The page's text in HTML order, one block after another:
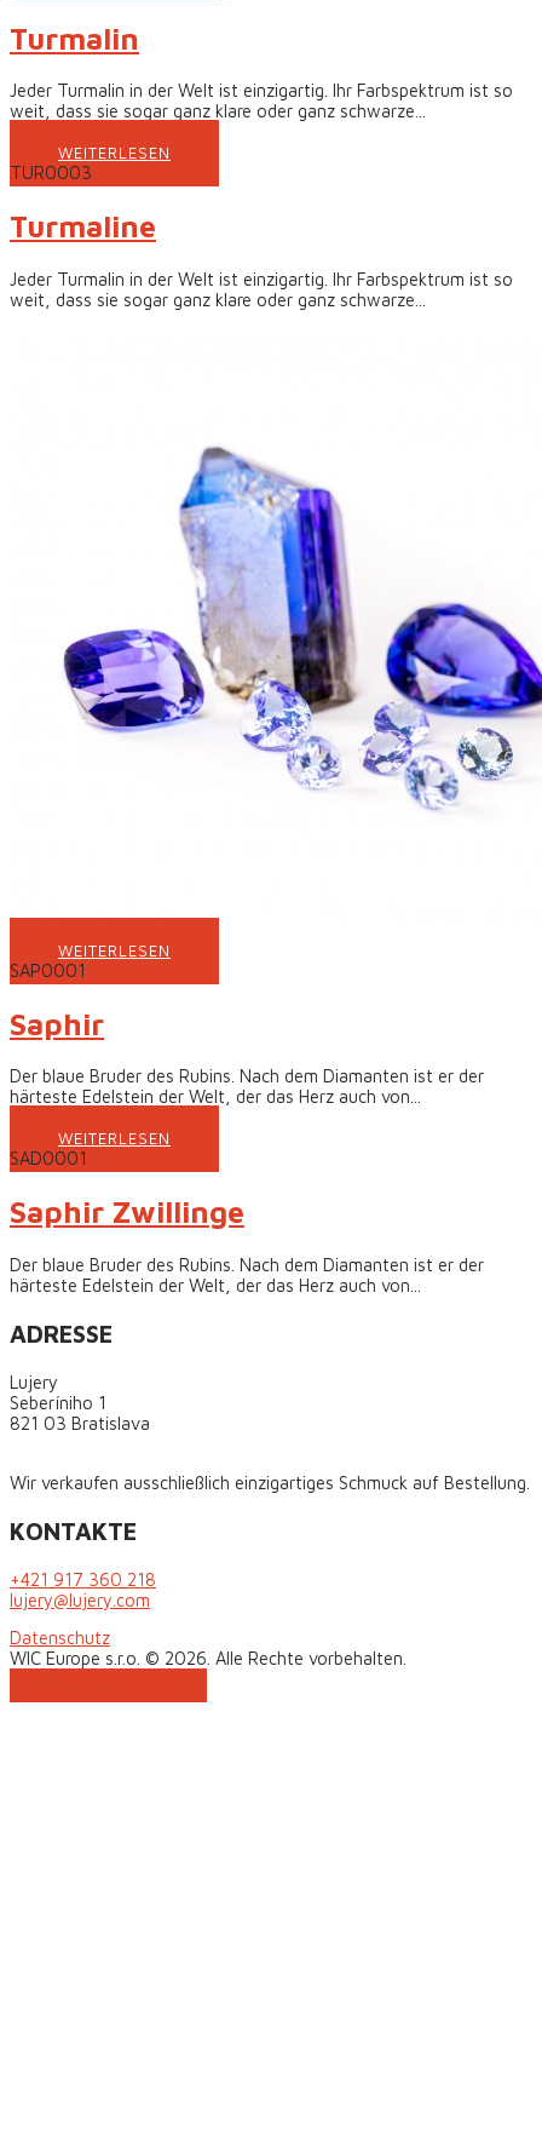
Turmalin
Jeder Turmalin in der Welt ist einzigartig. Ihr Farbspektrum ist so
weit, dass sie sogar ganz klare oder ganz schwarze...
WEITERLESEN
TUR0003
Turmaline
Jeder Turmalin in der Welt ist einzigartig. Ihr Farbspektrum ist so
weit, dass sie sogar ganz klare oder ganz schwarze...
WEITERLESEN
SAP0001
Saphir
Der blaue Bruder des Rubins. Nach dem Diamanten ist er der
härteste Edelstein der Welt, der das Herz auch von...
WEITERLESEN
SAD0001
Saphir Zwillinge
Der blaue Bruder des Rubins. Nach dem Diamanten ist er der
härteste Edelstein der Welt, der das Herz auch von...
ADRESSE
Lujery
Seberíniho 1
821 03 Bratislava
Wir verkaufen ausschließlich einzigartiges Schmuck auf Bestellung.
KONTAKTE
+421 917 360 218
lujery@lujery.com
Datenschutz
WIC Europe s.r.o. © 2026. Alle Rechte vorbehalten.